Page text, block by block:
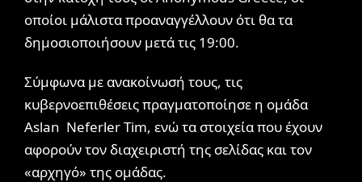
οποίοι μάλιστα προαναγγέλλουν ότι θα τα
δημοσιοποιήσουν μετά τις 19:00.
Σύμφωνα με ανακοίνωσή τους, τις
κυβερνοεπιθέσεις πραγματοποίησε η ομάδα
Aslan Neferler Tim, ενώ τα στοιχεία που έχουν
αφορούν τον διαχειριστή της σελίδας και τον
«αρχηγό» της ομάδας.